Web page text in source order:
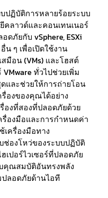
ปฏิบัติการหลายร้อยระบบ
คลาวด์และคอนเทนเนอร์
ดภัยกับ vSphere, ESXi
น ๆ เพื่อเปิดใช้งาน
มือน (VMs) และโฮสต์
ทั่วไปช่วยเพิ่ม
และช่วยให้การถ่ายโอน
รื่องของคุณได้อย่าง
องที่สองที่ปลอดภัยด้วย
รื่องมือและการกำหนดค่า
เครื่องมือทาง
ช่องโหว่ของระบบปฏิบัติ
เปอร์ไวเซอร์ที่ปลอดภัย
คุณสมบัติอันทรงพลัง
ลอดภัยด้านไอที